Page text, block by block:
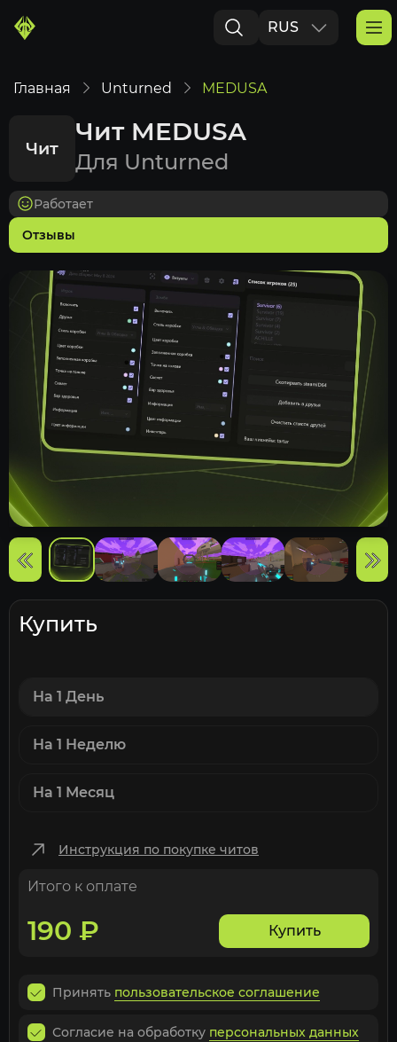
RUS
Главная Unturned MEDUSA
Чит
Чит MEDUSA
Для Unturned
Отзывы
Работает
Купить
На 1 День
На 1 Неделю
На 1 Месяц
Инструкция по покупке читов
Итого к оплате
190 ₽ Купить
Принять пользовательское соглашение
Согласие на обработку персональных данных